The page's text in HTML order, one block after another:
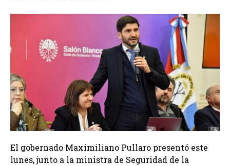
El gobernado Maximiliano Pullaro presentó este
lunes, junto a la ministra de Seguridad de la